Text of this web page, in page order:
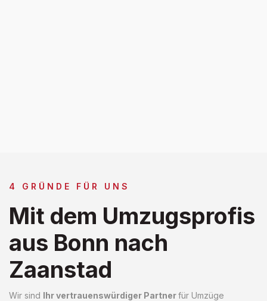
4 GRÜNDE FÜR UNS
Mit dem Umzugsprofis
aus Bonn nach
Zaanstad
Wir sind Ihr vertrauenswürdiger Partnerfür Umzüge